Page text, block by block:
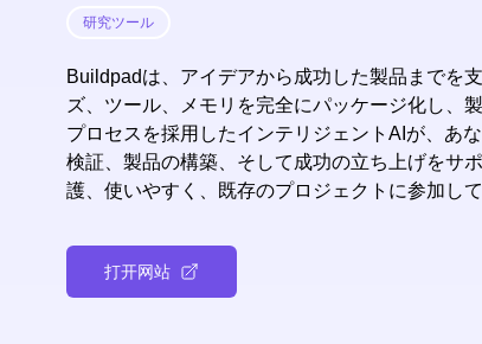
研究ツール
Buildpadは、アイデアから成功した製品までを
ズ、ツール、メモリを完全にパッケージ化し、
プロセスを採用したインテリジェントAIが、あ
検証、製品の構築、そして成功の立ち上げをサ
護、使いやすく、既存のプロジェクトに参加し
打开网站